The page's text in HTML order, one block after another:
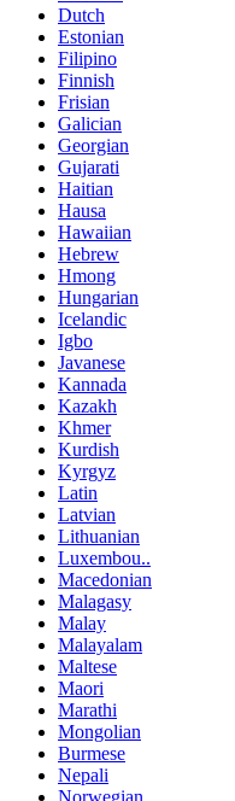
Dutch
Estonian
Filipino
Finnish
Frisian
Galician
Georgian
Gujarati
Haitian
Hausa
Hawaiian
Hebrew
Hmong
Hungarian
Icelandic
Igbo
Javanese
Kannada
Kazakh
Khmer
Kurdish
Kyrgyz
Latin
Latvian
Lithuanian
Luxembou..
Macedonian
Malagasy
Malay
Malayalam
Maltese
Maori
Marathi
Mongolian
Burmese
Nepali